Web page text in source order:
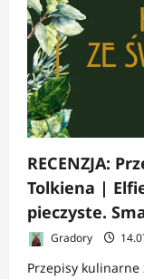
Gdzie
Monty
Python
spotyka
Wikingów
RECENZJA:
Tolkiena |
pieczyste.
Gradory
Przepisy kulinarne